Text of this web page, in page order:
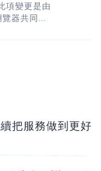
項變更是由
器共同...
把服務做到更好